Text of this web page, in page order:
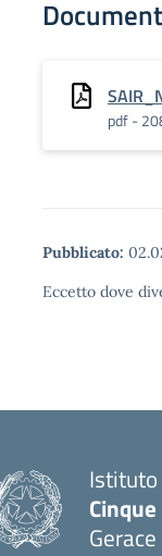
pdf -
Pubblicato:
Eccetto dove
Istituto
Gerace